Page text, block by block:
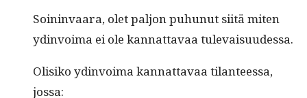
Soin­in­vaara, olet paljon puhunut siitä miten
ydin­voima ei ole kan­nat­tavaa tulevaisuudessa.
Olisiko ydin­voima kan­nat­tavaa tilanteessa,
jossa: